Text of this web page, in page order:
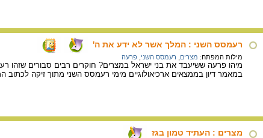
רעמסס השני : המלך אשר לא ידע את ה'
מילות המפתח: מצרים רעמסס השני פרעה
מיהו פרעה ששיעבד את בני ישראל במצרים? חוקרים רבים סבורים
במאמר דיון בממצאים ארכיאולוגיים מימי רעמסס השני מתוך זיקה לכתוב
מצרים : העתיד טמון בגז